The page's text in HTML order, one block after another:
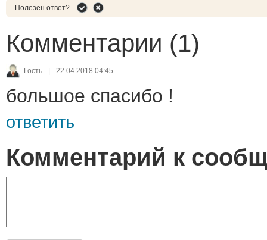
Полезен ответ?
Комментарии (1)
Гость | 22.04.2018 04:45
большое спасибо !
ответить
Комментарий к